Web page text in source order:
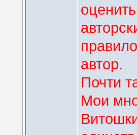
автор.
Почти
Мои